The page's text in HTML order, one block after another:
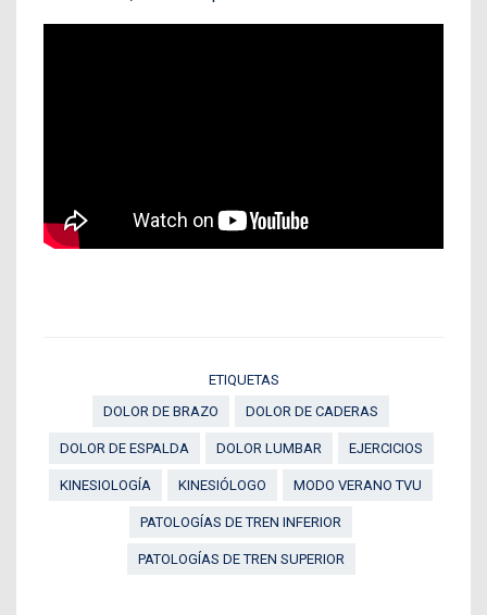
ETIQUETAS
DOLOR DE BRAZO
DOLOR DE CADERAS
DOLOR DE ESPALDA DOLOR LUMBAR EJERCICIOS
KINESIOLOGÍA KINESIÓLOGO MODO VERANO TVU
PATOLOGÍAS DE TREN INFERIOR
PATOLOGÍAS DE TREN SUPERIOR